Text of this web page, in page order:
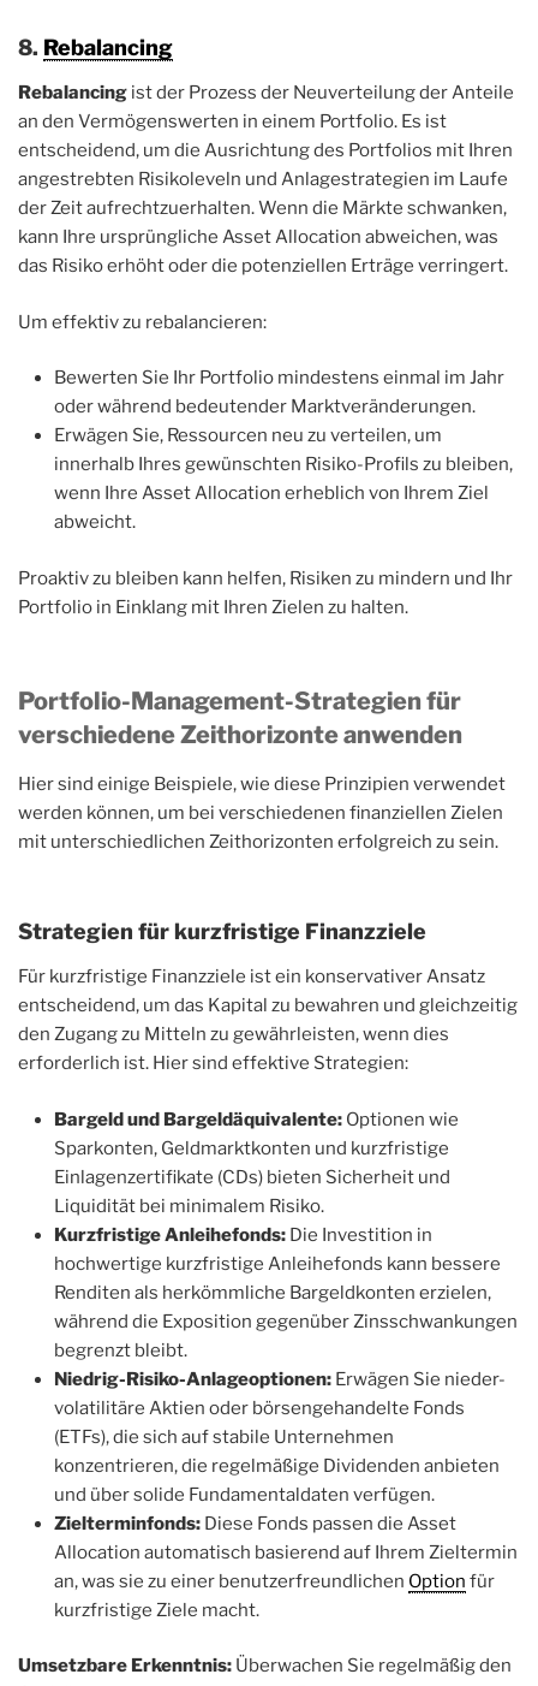
8. Rebalancing
Rebalancing ist der Prozess der Neuverteilung der Anteile
an den Vermögenswerten in einem Portfolio. Es ist
entscheidend, um die Ausrichtung des Portfolios mit Ihren
angestrebten Risikoleveln und Anlagestrategien im Laufe
der Zeit aufrechtzuerhalten. Wenn die Märkte schwanken,
kann Ihre ursprüngliche Asset Allocation abweichen, was
das Risiko erhöht oder die potenziellen Erträge verringert.
Um effektiv zu rebalancieren:
Bewerten Sie Ihr Portfolio mindestens einmal im Jahr
oder während bedeutender Marktveränderungen.
Erwägen Sie, Ressourcen neu zu verteilen, um
innerhalb Ihres gewünschten Risiko-Profils zu bleiben,
wenn Ihre Asset Allocation erheblich von Ihrem Ziel
abweicht.
Proaktiv zu bleiben kann helfen, Risiken zu mindern und Ihr
Portfolio in Einklang mit Ihren Zielen zu halten.
Portfolio-Management-Strategien für
verschiedene Zeithorizonte anwenden
Hier sind einige Beispiele, wie diese Prinzipien verwendet
werden können, um bei verschiedenen finanziellen Zielen
mit unterschiedlichen Zeithorizonten erfolgreich zu sein.
Strategien für kurzfristige Finanzziele
Für kurzfristige Finanzziele ist ein konservativer Ansatz
entscheidend, um das Kapital zu bewahren und gleichzeitig
den Zugang zu Mitteln zu gewährleisten, wenn dies
erforderlich ist. Hier sind effektive Strategien:
Bargeld und Bargeldäquivalente: Optionen wie
Sparkonten, Geldmarktkonten und kurzfristige
Einlagenzertifikate (CDs) bieten Sicherheit und
Liquidität bei minimalem Risiko.
Kurzfristige Anleihefonds: Die Investition in
hochwertige kurzfristige Anleihefonds kann bessere
Renditen als herkömmliche Bargeldkonten erzielen,
während die Exposition gegenüber Zinsschwankungen
begrenzt bleibt.
Niedrig-Risiko-Anlageoptionen: Erwägen Sie nieder-
volatilitäre Aktien oder börsengehandelte Fonds
(ETFs), die sich auf stabile Unternehmen
konzentrieren, die regelmäßige Dividenden anbieten
und über solide Fundamentaldaten verfügen.
Zielterminfonds: Diese Fonds passen die Asset
Allocation automatisch basierend auf Ihrem Zieltermin
an, was sie zu einer benutzerfreundlichen Option für
kurzfristige Ziele macht.
Umsetzbare Erkenntnis: Überwachen Sie regelmäßig den